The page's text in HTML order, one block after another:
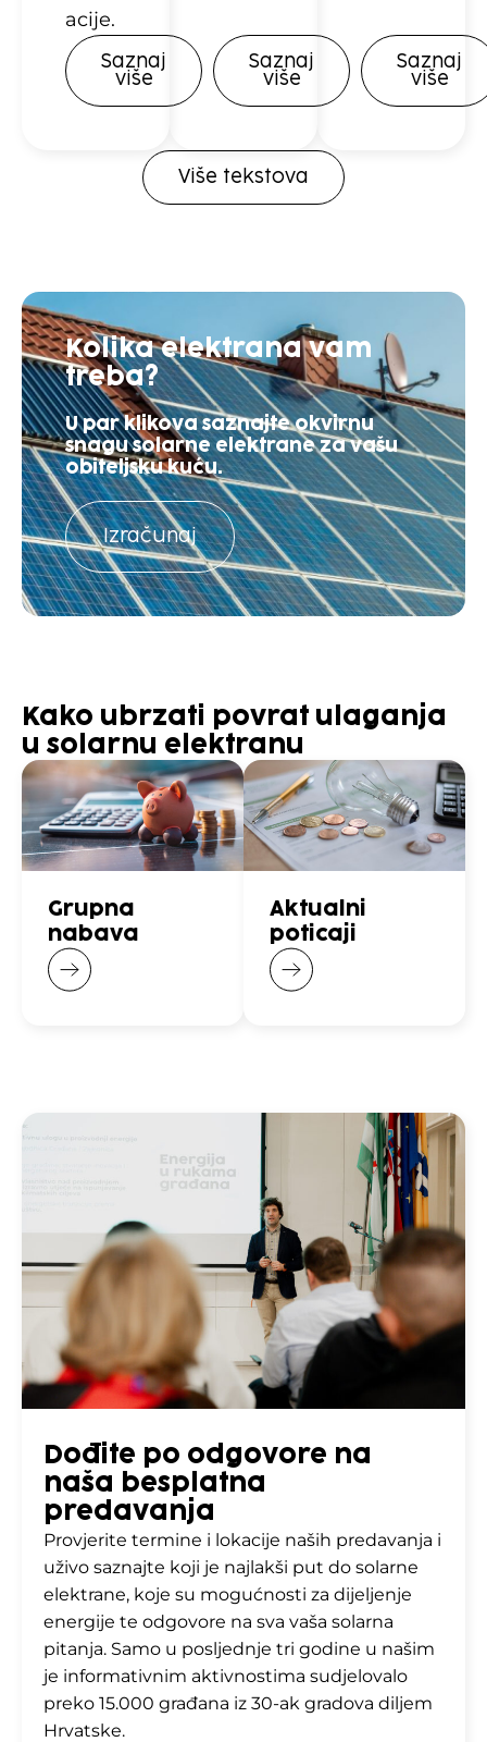
acije.
Saznaj
više
Saznaj
više
Saznaj
više
Više tekstova
Kolika elektrana vam
treba?
U par klikova saznajte okvirnu
snagu solarne elektrane za vašu
obiteljsku kuću.
Izračunaj
Kako ubrzati povrat ulaganja
u solarnu elektranu
Grupna
nabava
Aktualni
poticaji
Dođite po odgovore na
naša besplatna
predavanja
Provjerite termine i lokacije naših predavanja i
uživo saznajte koji je najlakši put do solarne
elektrane, koje su mogućnosti za dijeljenje
energije te odgovore na sva vaša solarna
pitanja. Samo u posljednje tri godine u našim
je informativnim aktivnostima sudjelovalo
preko 15.000 građana iz 30-ak gradova diljem
Hrvatske.